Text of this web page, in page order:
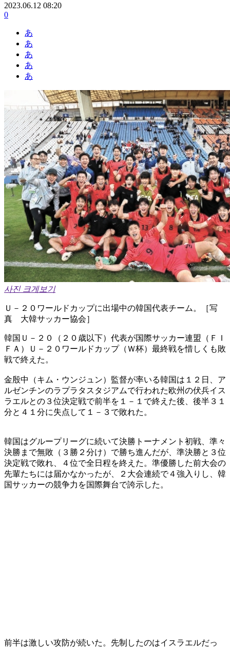
2023.06.12 08:20
0
あ
あ
あ
あ
あ
사진 크게보기
Ｕ－２０ワールドカップに出場中の韓国代表チーム。［写
真 大韓サッカー協会］
韓国Ｕ－２０（２０歳以下）代表が国際サッカー連盟（ＦＩ
ＦＡ）Ｕ－２０ワールドカップ（Ｗ杯）最終戦を惜しくも敗
戦で終えた。
金殷中（キム・ウンジュン）監督が率いる韓国は１２日、ア
ルゼンチンのラプラタスタジアムで行われた欧州の伏兵イス
ラエルとの３位決定戦で前半を１－１で終えた後、後半３１
分と４１分に失点して１－３で敗れた。
韓国はグループリーグに続いて決勝トーナメント初戦、準々
決勝まで無敗（３勝２分け）で勝ち進んだが、準決勝と３位
決定戦で敗れ、４位で全日程を終えた。準優勝した前大会の
先輩たちには届かなかったが、２大会連続で４強入りし、韓
国サッカーの競争力を国際舞台で誇示した。
前半は激しい攻防が続いた。先制したのはイスラエルだっ